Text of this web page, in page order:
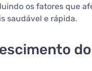
os fatores que
saudável e rápida.